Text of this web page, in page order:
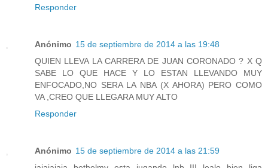
Responder
Anónimo 15 de septiembre de 2014 a las 19:48
QUIEN LLEVA LA CARRERA DE JUAN CORONADO ? X Q
SABE LO QUE HACE Y LO ESTAN LLEVANDO MUY
ENFOCADO,NO SERA LA NBA (X AHORA) PERO COMO
VA ,CREO QUE LLEGARA MUY ALTO
Responder
Anónimo 15 de septiembre de 2014 a las 21:59